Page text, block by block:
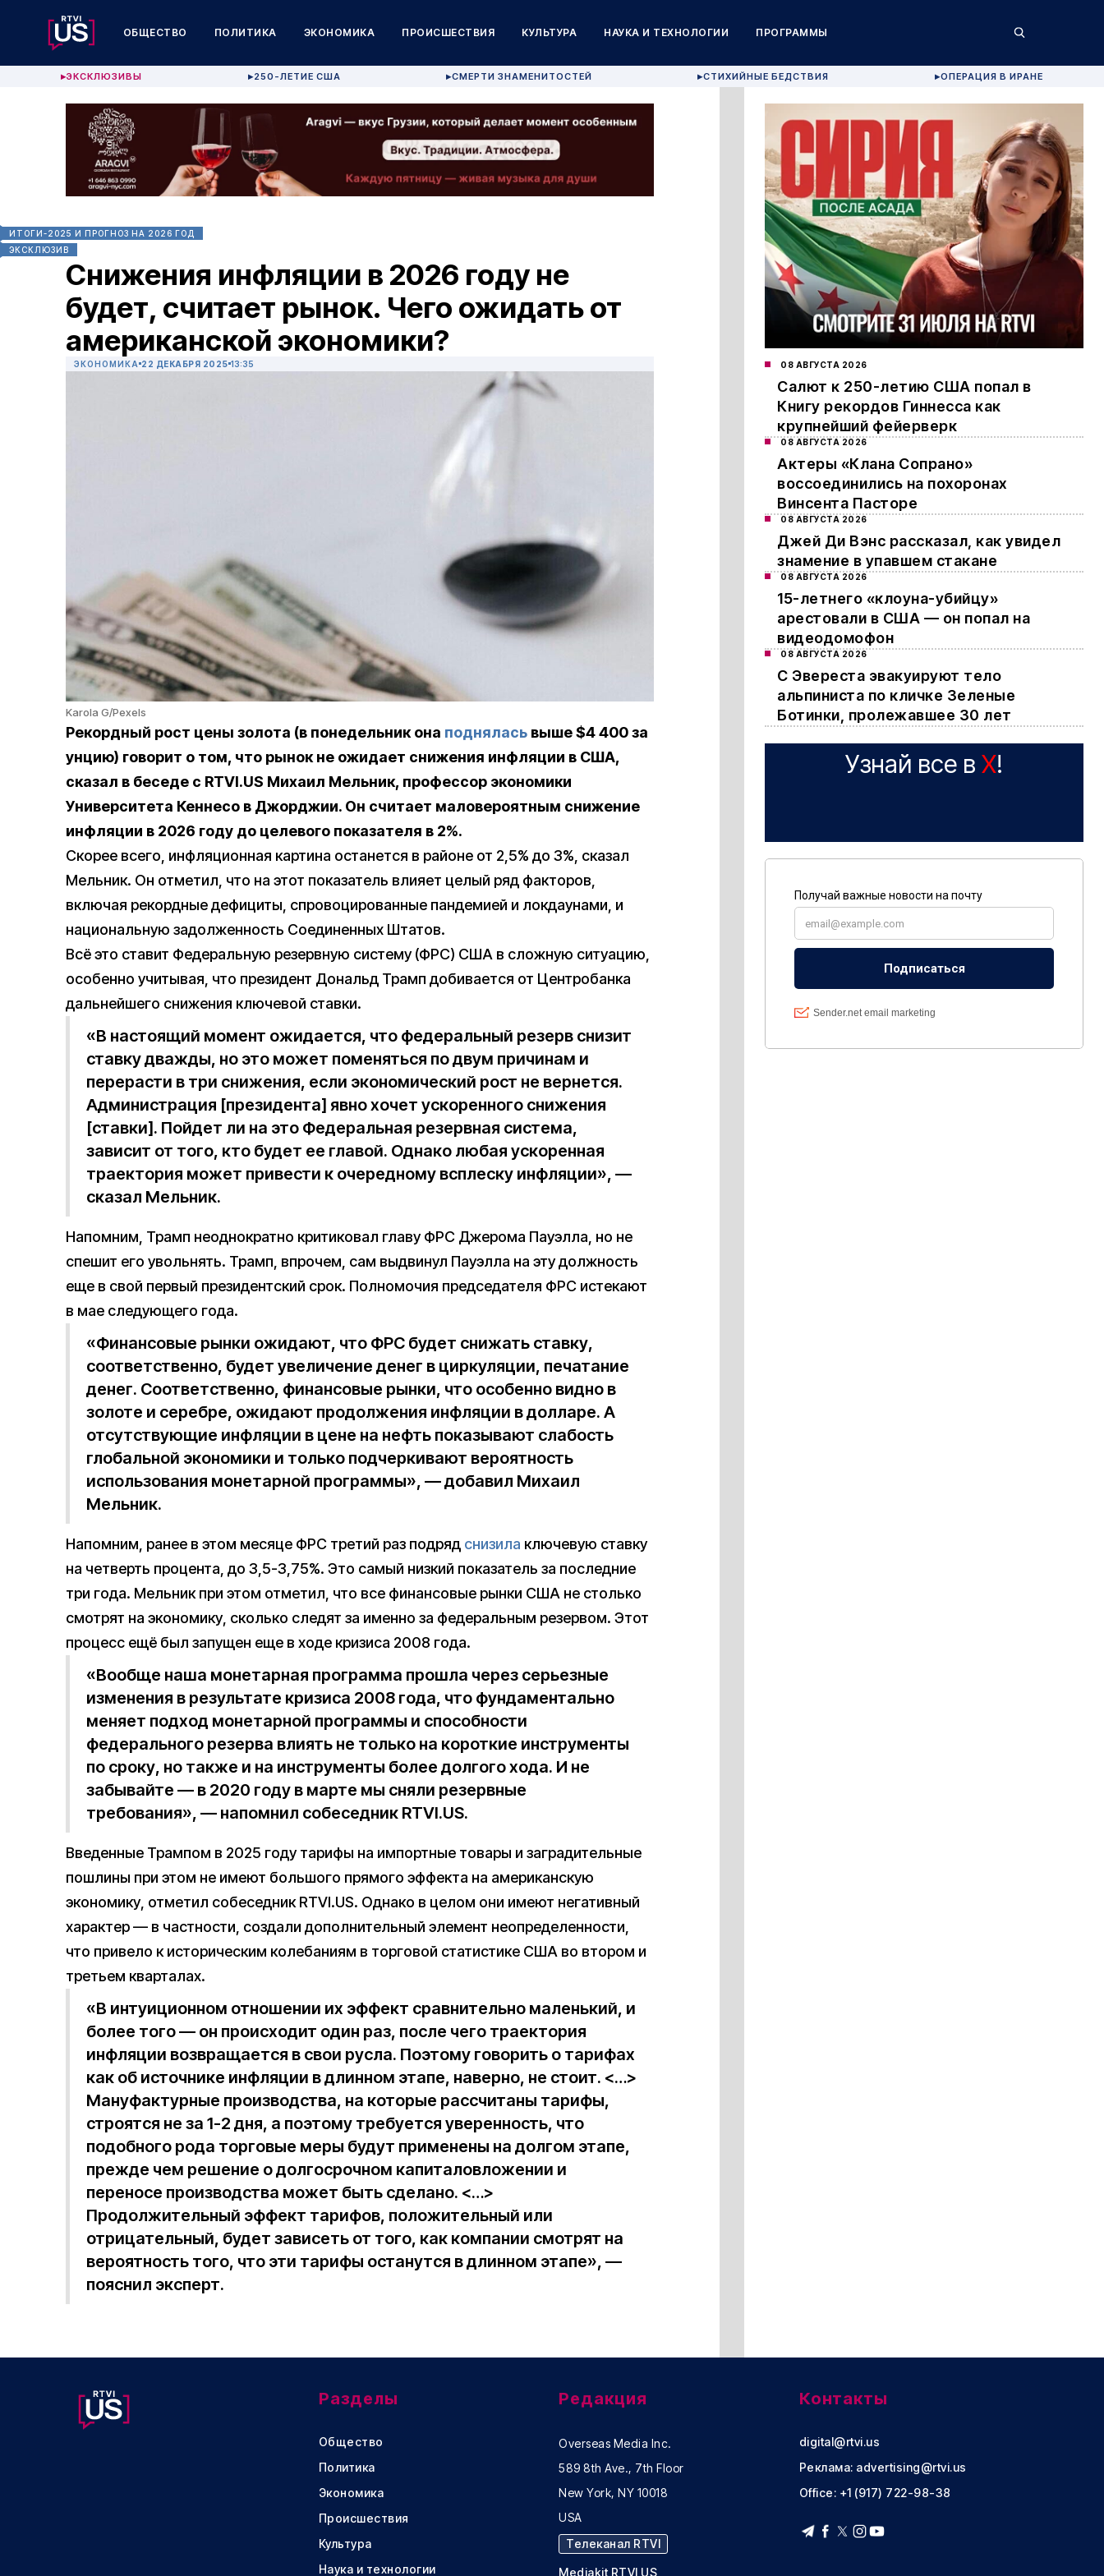
ОБЩЕСТВО ПОЛИТИКА ЭКОНОМИКА ПРОИСШЕСТВИЯ КУЛЬТУРА НАУКА И ТЕХНОЛОГИИ ПРОГРАММЫ
▶ЭКСКЛЮЗИВЫ ▶250-ЛЕТИЕ США ▶СМЕРТИ ЗНАМЕНИТОСТЕЙ ▶СТИХИЙНЫЕ БЕДСТВИЯ ▶ОПЕРАЦИЯ В ИРАНЕ
ИТОГИ-2025 И ПРОГНОЗ НА 2026 ГОД
ЭКСКЛЮЗИВ
Снижения инфляции в 2026 году не
будет, считает рынок. Чего ожидать от
американской экономики?
ЭКОНОМИКА 22 ДЕКАБРЯ 2025 13:35
Karola G/Pexels
Рекордный рост цены золота (в понедельник она поднялась выше $4 400 за
унцию) говорит о том, что рынок не ожидает снижения инфляции в США,
сказал в беседе с RTVI.US Михаил Мельник, профессор экономики
Университета Кеннесо в Джорджии. Он считает маловероятным снижение
инфляции в 2026 году до целевого показателя в 2%.
Скорее всего, инфляционная картина останется в районе от 2,5% до 3%, сказал
Мельник. Он отметил, что на этот показатель влияет целый ряд факторов,
включая рекордные дефициты, спровоцированные пандемией и локдаунами, и
национальную задолженность Соединенных Штатов.
Всё это ставит Федеральную резервную систему (ФРС) США в сложную ситуацию,
особенно учитывая, что президент Дональд Трамп добивается от Центробанка
дальнейшего снижения ключевой ставки.
«В настоящий момент ожидается, что федеральный резерв снизит
ставку дважды, но это может поменяться по двум причинам и
перерасти в три снижения, если экономический рост не вернется.
Администрация [президента] явно хочет ускоренного снижения
[ставки]. Пойдет ли на это Федеральная резервная система,
зависит от того, кто будет ее главой. Однако любая ускоренная
траектория может привести к очередному всплеску инфляции», —
сказал Мельник.
Напомним, Трамп неоднократно критиковал главу ФРС Джерома Пауэлла, но не
спешит его увольнять. Трамп, впрочем, сам выдвинул Пауэлла на эту должность
еще в свой первый президентский срок. Полномочия председателя ФРС истекают
в мае следующего года.
«Финансовые рынки ожидают, что ФРС будет снижать ставку,
соответственно, будет увеличение денег в циркуляции, печатание
денег. Соответственно, финансовые рынки, что особенно видно в
золоте и серебре, ожидают продолжения инфляции в долларе. А
отсутствующие инфляции в цене на нефть показывают слабость
глобальной экономики и только подчеркивают вероятность
использования монетарной программы», — добавил Михаил
Мельник.
Напомним, ранее в этом месяце ФРС третий раз подряд снизила ключевую ставку
на четверть процента, до 3,5-3,75%. Это самый низкий показатель за последние
три года. Мельник при этом отметил, что все финансовые рынки США не столько
смотрят на экономику, сколько следят за именно за федеральным резервом. Этот
процесс ещё был запущен еще в ходе кризиса 2008 года.
«Вообще наша монетарная программа прошла через серьезные
изменения в результате кризиса 2008 года, что фундаментально
меняет подход монетарной программы и способности
федерального резерва влиять не только на короткие инструменты
по сроку, но также и на инструменты более долгого хода. И не
забывайте — в 2020 году в марте мы сняли резервные
требования», — напомнил собеседник RTVI.US.
Введенные Трампом в 2025 году тарифы на импортные товары и заградительные
пошлины при этом не имеют большого прямого эффекта на американскую
экономику, отметил собеседник RTVI.US. Однако в целом они имеют негативный
характер — в частности, создали дополнительный элемент неопределенности,
что привело к историческим колебаниям в торговой статистике США во втором и
третьем кварталах.
«В интуиционном отношении их эффект сравнительно маленький, и
более того — он происходит один раз, после чего траектория
инфляции возвращается в свои русла. Поэтому говорить о тарифах
как об источнике инфляции в длинном этапе, наверно, не стоит. <…>
Мануфактурные производства, на которые рассчитаны тарифы,
строятся не за 1-2 дня, а поэтому требуется уверенность, что
подобного рода торговые меры будут применены на долгом этапе,
прежде чем решение о долгосрочном капиталовложении и
переносе производства может быть сделано. <…>
Продолжительный эффект тарифов, положительный или
отрицательный, будет зависеть от того, как компании смотрят на
вероятность того, что эти тарифы останутся в длинном этапе», —
пояснил эксперт.
08 АВГУСТА 2026
Салют к 250-летию США попал в
Книгу рекордов Гиннесса как
крупнейший фейерверк
08 АВГУСТА 2026
Актеры «Клана Сопрано»
воссоединились на похоронах
Винсента Пасторе
08 АВГУСТА 2026
Джей Ди Вэнс рассказал, как увидел
знамение в упавшем стакане
08 АВГУСТА 2026
15-летнего «клоуна-убийцу»
арестовали в США — он попал на
видеодомофон
08 АВГУСТА 2026
С Эвереста эвакуируют тело
альпиниста по кличке Зеленые
Ботинки, пролежавшее 30 лет
Узнай все в X!
Разделы
Общество
Политика
Экономика
Происшествия
Культура
Наука и технологии
Редакция
Overseas Media Inc.
589 8th Ave., 7th Floor
New York, NY 10018
USA
Телеканал RTVI
Mediakit RTVI US
Контакты
digital@rtvi.us
Реклама: advertising@rtvi.us
Office: +1 (917) 722-98-38